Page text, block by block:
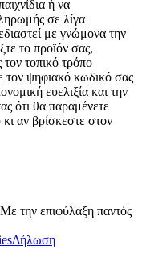
ή να
σε λίγα
με γνώμονα την
το προϊόν σας,
τοπικό τρόπο
τον ψηφιακό κωδικό σας
ευελιξία και την
ότι θα παραμένετε
αν βρίσκεστε στον
την επιφύλαξη παντός
Δήλωση